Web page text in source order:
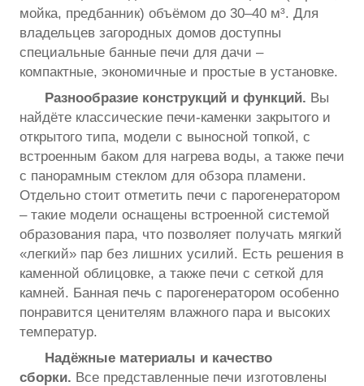
мойка, предбанник) объёмом до 30–40 м³. Для
владельцев загородных домов доступны
специальные банные печи для дачи –
компактные, экономичные и простые в установке.
Разнообразие конструкций и функций. Вы
найдёте классические печи-каменки закрытого и
открытого типа, модели с выносной топкой, с
встроенным баком для нагрева воды, а также печи
с панорамным стеклом для обзора пламени.
Отдельно стоит отметить печи с парогенератором
– такие модели оснащены встроенной системой
образования пара, что позволяет получать мягкий
«легкий» пар без лишних усилий. Есть решения в
каменной облицовке, а также печи с сеткой для
камней. Банная печь с парогенератором особенно
понравится ценителям влажного пара и высоких
температур.
Надёжные материалы и качество
сборки. Все представленные печи изготовлены